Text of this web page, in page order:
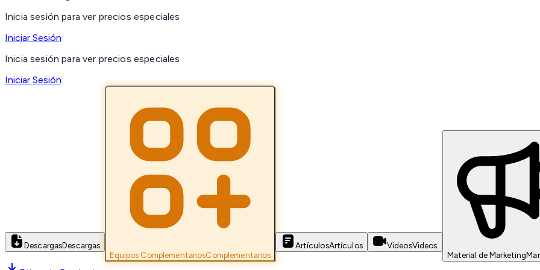
Inicia sesión para ver precios especiales
Iniciar Sesión
Inicia sesión para ver precios especiales
Iniciar Sesión
DescargasDescargas
Equipos ComplementariosComplementarios
ArtículosArtículos VideosVideos
Material de Marketing